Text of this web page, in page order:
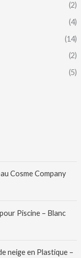
(2)
(4)
(14)
(2)
(5)
Cosme Company
Piscine – Blanc
neige en Plastique –